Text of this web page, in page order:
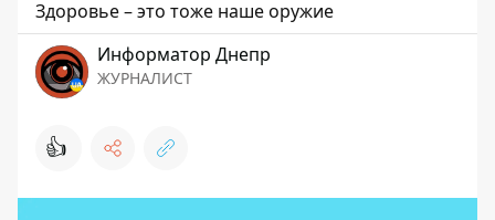
Здоровье – это тоже наше оружие
Информатор Днепр
ЖУРНАЛИСТ
👍